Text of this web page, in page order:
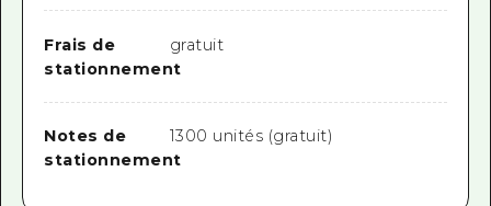
Frais de
stationnement
gratuit
Notes de
stationnement
1300 unités (gratuit)